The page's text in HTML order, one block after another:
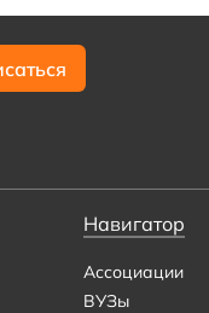
Навигатор
Ассоциации
ВУЗы